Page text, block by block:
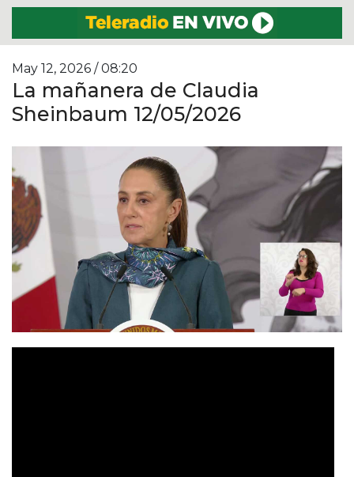
May 12, 2026 / 08:20
La mañanera de Claudia
Sheinbaum 12/05/2026